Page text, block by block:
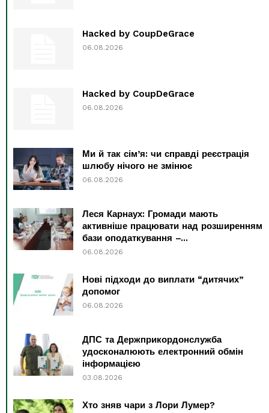
Hacked by CoupDeGrace
06.08.2026
Hacked by CoupDeGrace
06.08.2026
Ми й так сім’я: чи справді реєстрація
шлюбу нічого не змінює
06.08.2026
Леся Карнаух: Громади мають
активніше працювати над розширенням
бази оподаткування –...
06.08.2026
Нові підходи до виплати “дитячих”
допомог
06.08.2026
ДПС та Держприкордонслужба
удосконалюють електронний обмін
інформацією
03.08.2026
Хто зняв чари з Лори Лумер?